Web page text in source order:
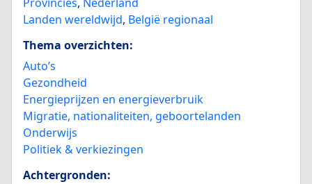
Provincies, Nederland
Landen wereldwijd, België regionaal
Thema overzichten:
Auto’s
Gezondheid
Energieprijzen en energieverbruik
Migratie, nationaliteiten, geboortelanden
Onderwijs
Politiek & verkiezingen
Achtergronden: